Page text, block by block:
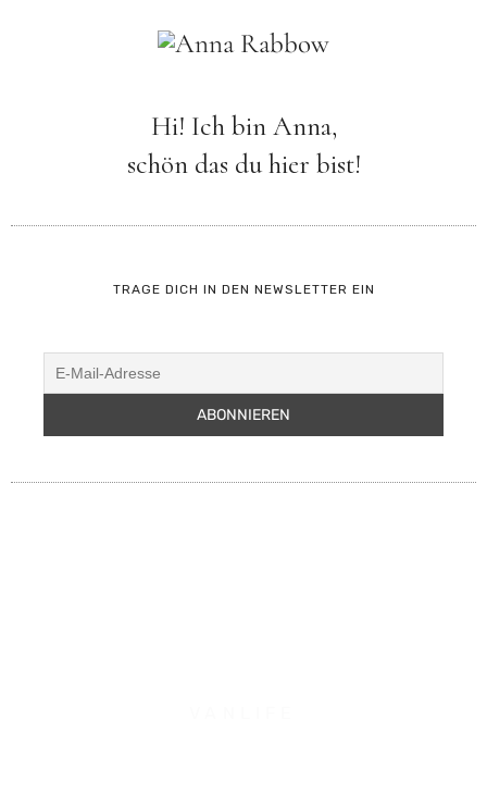
Hi! Ich bin Anna,
schön das du hier bist!
TRAGE DICH IN DEN NEWSLETTER EIN